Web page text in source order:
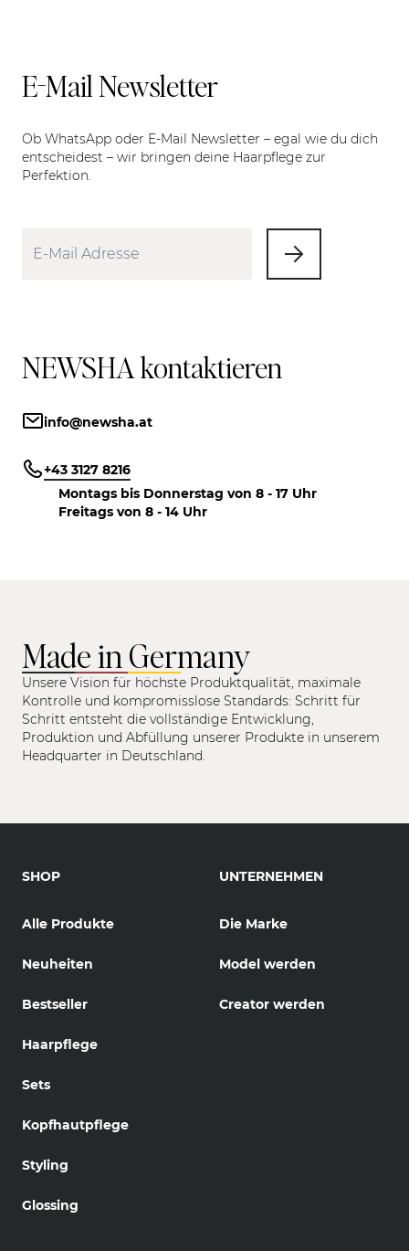
E-Mail Newsletter
Ob WhatsApp oder E-Mail Newsletter – egal wie du dich
entscheidest – wir bringen deine Haarpflege zur
Perfektion.
NEWSHA kontaktieren
info@newsha.at
+43 3127 8216
Montags bis Donnerstag von 8 - 17 Uhr
Freitags von 8 - 14 Uhr
Made in Germany
Unsere Vision für höchste Produktqualität, maximale
Kontrolle und kompromisslose Standards: Schritt für
Schritt entsteht die vollständige Entwicklung,
Produktion und Abfüllung unserer Produkte in unserem
Headquarter in Deutschland.
SHOP
Alle Produkte
Neuheiten
Bestseller
Haarpflege
Sets
Kopfhautpflege
Styling
Glossing
UNTERNEHMEN
Die Marke
Model werden
Creator werden